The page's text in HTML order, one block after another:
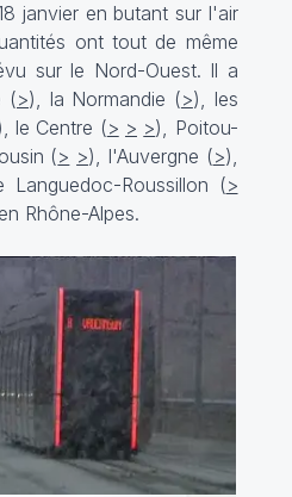
janvier en butant sur l'air
ont tout de même
sur le Nord-Ouest. Il a
(>), la Normandie (>), les
le Centre (> > >), Poitou-
(> >), l'Auvergne (>),
Languedoc-Roussillon (>
Rhône-Alpes.